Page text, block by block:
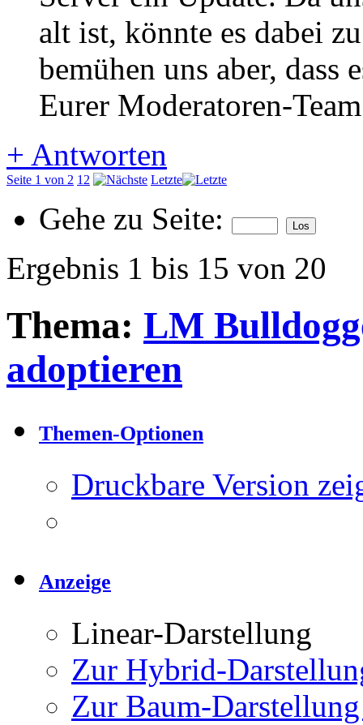
alt ist, könnte es dabei
bemühen uns aber, dass
Eurer Moderatoren-Team
+ Antworten
Seite 1 von 2 1 2 Letzte
Gehe zu Seite:
Ergebnis 1 bis 15 von 20
Thema: LM
adoptieren
Themen-Optionen
Druckbare Version
Anzeige
Linear-Darstellung
Zur Hybrid-
Zur Baum-